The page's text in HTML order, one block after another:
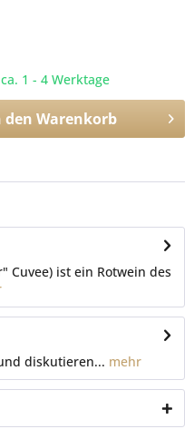
1 - 4 Werktage
den Warenkorb
Cuvee) ist ein Rotwein des
diskutieren... mehr